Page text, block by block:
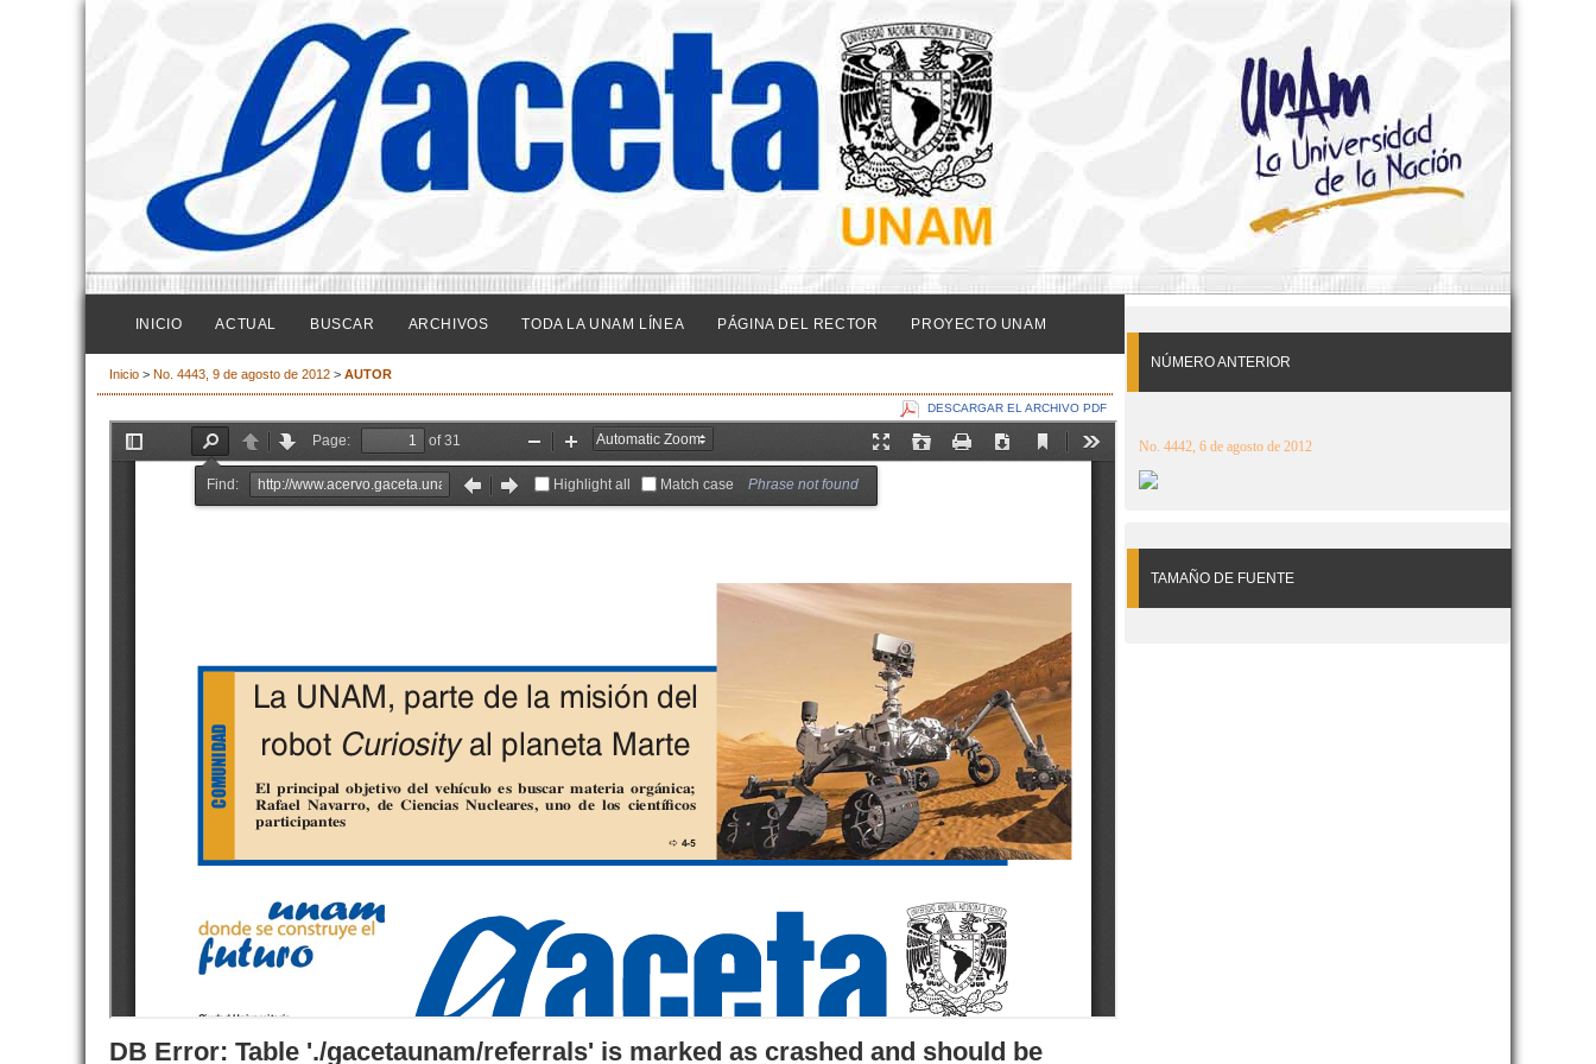
NÚMERO ANTERIOR
No. 4442, 6 de agosto de 2012
TAMAÑO DE FUENTE
INICIO ACTUAL BUSCAR ARCHIVOS TODA LA UNAM LÍNEA PÁGINA DEL RECTOR PROYECTO UNAM
Inicio > No. 4443, 9 de agosto de 2012 > AUTOR
DESCARGAR EL ARCHIVO PDF
DB Error: Table './gacetaunam/referrals' is marked as crashed and should be